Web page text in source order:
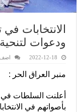
ودعوات
2022-12-18 اضف
منبر العراق الحر :
بأصواتهم في